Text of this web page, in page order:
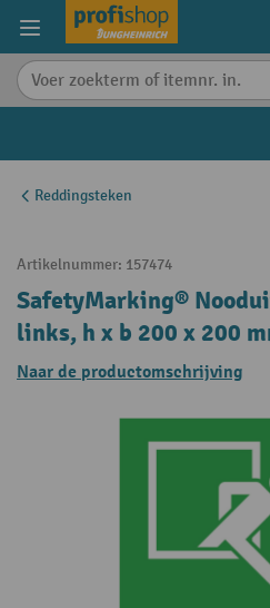
content
Reddingsteken
Artikelnummer: 157474
SafetyMarking®
links, h x b 200 x 200
Naar de productomschrijving